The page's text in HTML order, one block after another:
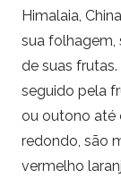
Himalaia,
sua folhagem,
de suas
seguido pela
ou outono até
redondo, são
vermelho